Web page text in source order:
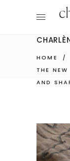
HOME /
THE
AND